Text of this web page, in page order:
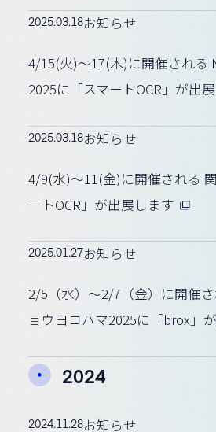
2025.03.18お知らせ
4/15(火)〜17(木)に開催される
2025に「スマートOCR」が出
2025.03.18お知らせ
4/9(水)〜11(金)に開催される
ートOCR」が出展します
2025.01.27お知らせ
2/5（水）～2/7（金）に開催
ョウヨコハマ2025に「brox」
2024
2024.11.28お知らせ